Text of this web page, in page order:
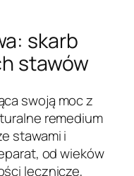
skarb
stawów
swoją moc z
remedium
stawami i
od wieków
lecznicze,